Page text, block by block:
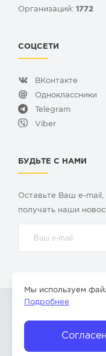
Организаций: 1772
СОЦСЕТИ
ВКонтакте
Одноклассники
Telegram
Viber
БУДЬТЕ С НАМИ
Оставьте Ваш e-mail,
получать наши
Согласен
Мы используем
Подробнее